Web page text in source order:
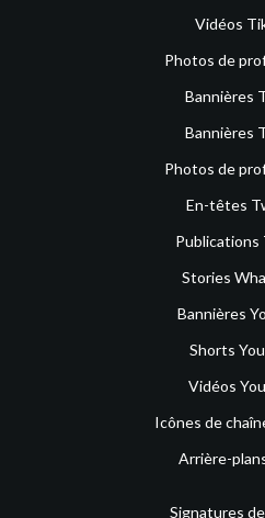
Vidéos
Photos de
Bannières
Bannières
Photos de
En-têtes
Stories
Bannières
Shorts
Vidéos
Icônes de
Arrière-
Signatures